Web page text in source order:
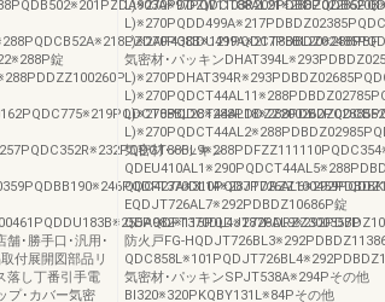
錠
舗･勝手口･汎用･
付展開図部品リ
落し丁番引手電
プ･カバー気密
気密材･パッキン
気密材･パッキン
EQDJT726AL7※292PDBDZ10686P錠
防火戸FG-
気密材･パッキンSPJT538A※294Pその他
BI320※320PKQBY131L※84Pその他